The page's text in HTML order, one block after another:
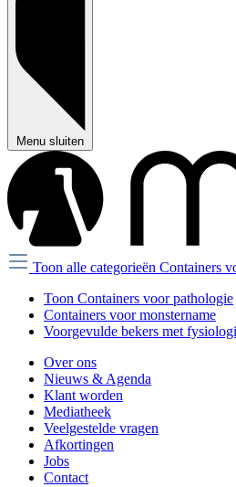
Menu sluiten
Toon alle categorieën Containers
Toon Containers voor pathologie
Containers voor monstername
Voorgevulde bekers met
Over ons
Nieuws & Agenda
Klant worden
Mediatheek
Veelgestelde vragen
Afkortingen
Jobs
Contact